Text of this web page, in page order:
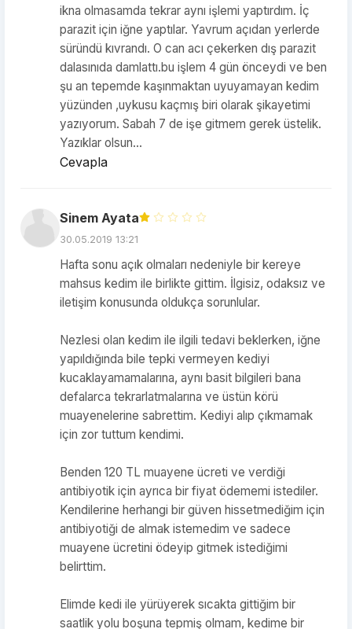
ikna olmasamda tekrar aynı işlemi yaptırdım. İç
parazit için iğne yaptılar. Yavrum açıdan yerlerde
süründü kıvrandı. O can acı çekerken dış parazit
dalasınıda damlattı.bu işlem 4 gün önceydi ve ben
şu an tepemde kaşınmaktan uyuyamayan kedim
yüzünden ,uykusu kaçmış biri olarak şikayetimi
yazıyorum. Sabah 7 de işe gitmem gerek üstelik.
Yazıklar olsun...
Cevapla
Sinem Ayata
30.05.2019 13:21
Hafta sonu açık olmaları nedeniyle bir kereye
mahsus kedim ile birlikte gittim. İlgisiz, odaksız ve
iletişim konusunda oldukça sorunlular.
Nezlesi olan kedim ile ilgili tedavi beklerken, iğne
yapıldığında bile tepki vermeyen kediyi
kucaklayamamalarına, aynı basit bilgileri bana
defalarca tekrarlatmalarına ve üstün körü
muayenelerine sabrettim. Kediyi alıp çıkmamak
için zor tuttum kendimi.
Benden 120 TL muayene ücreti ve verdiği
antibiyotik için ayrıca bir fiyat ödememi istediler.
Kendilerine herhangi bir güven hissetmediğim için
antibiyotiği de almak istemedim ve sadece
muayene ücretini ödeyip gitmek istediğimi
belirttim.
Elimde kedi ile yürüyerek sıcakta gittiğim bir
saatlik yolu boşuna tepmiş olmam, kedime bir